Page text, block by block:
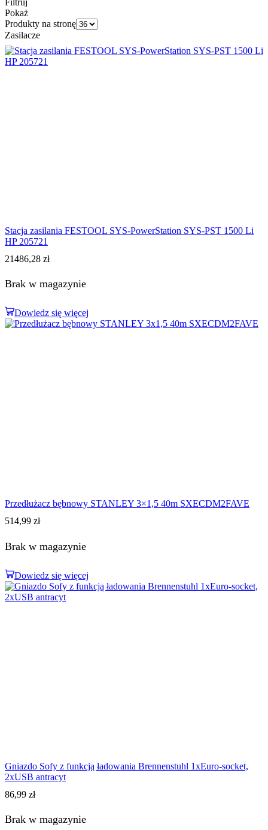
Filtruj
Pokaż
Produkty na stronę
Zasilacze
Stacja zasilania FESTOOL SYS-PowerStation SYS-PST 1500 Li
HP 205721
21486,28 zł
Brak w magazynie
Dowiedz się więcej
Przedłużacz bębnowy STANLEY 3×1,5 40m SXECDM2FAVE
514,99 zł
Brak w magazynie
Dowiedz się więcej
Gniazdo Sofy z funkcją ładowania Brennenstuhl 1xEuro-socket,
2xUSB antracyt
86,99 zł
Brak w magazynie